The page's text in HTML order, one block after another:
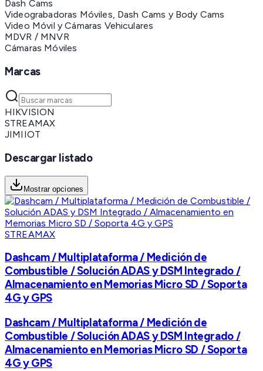
Dash Cams
Videograbadoras Móviles, Dash Cams y Body Cams
Video Móvil y Cámaras Vehiculares
MDVR / MNVR
Cámaras Móviles
Marcas
HIKVISION
STREAMAX
JIMIIOT
Descargar listado
Mostrar opciones
STREAMAX
Dashcam / Multiplataforma / Medición de
Combustible / Solución ADAS y DSM Integrado /
Almacenamiento en Memorias Micro SD / Soporta
4G y GPS
Dashcam / Multiplataforma / Medición de
Combustible / Solución ADAS y DSM Integrado /
Almacenamiento en Memorias Micro SD / Soporta
4G y GPS